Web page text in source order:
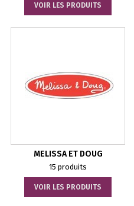
VOIR LES PRODUITS
MELISSA ET DOUG
15 produits
VOIR LES PRODUITS